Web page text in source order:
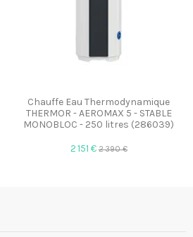
Chauffe Eau Thermodynamique
THERMOR - AEROMAX 5 - STABLE
MONOBLOC - 250 litres (286039)
2 151 €2 390 €